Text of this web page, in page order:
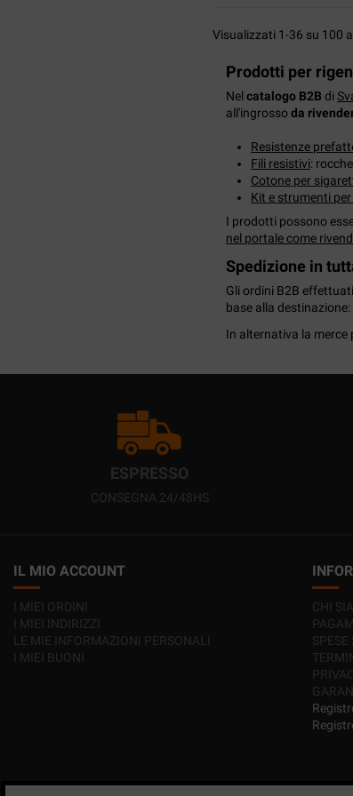
Visualizzati 1-36 su 100
Prodotti per
Nelcatalogo B2B di
all'ingrossoda
Resistenze
Fili resistivi:
Cotone per
Kit e strumenti
I prodotti possono
nel portale come
Spedizione in
Gli ordini B2B
base alla
In alternativa la merce
ESPRESSO
CONSEGNA 24/48HS
IL MIO ACCOUNT
I MIEI ORDINI
I MIEI INDIRIZZI
LE MIE INFORMAZIONI PERSONALI
I MIEI BUONI
CHI
SPESE